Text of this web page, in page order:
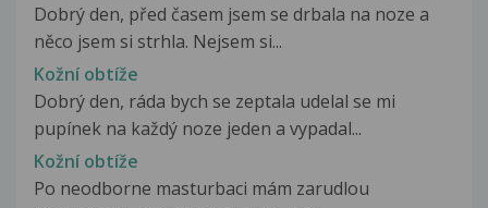
Dobrý den, před časem jsem se drbala na noze a
něco jsem si strhla. Nejsem si...
Kožní obtíže
Dobrý den, ráda bych se zeptala udelal se mi
pupínek na každý noze jeden a vypadal...
Kožní obtíže
Po neodborne masturbaci mám zarudlou